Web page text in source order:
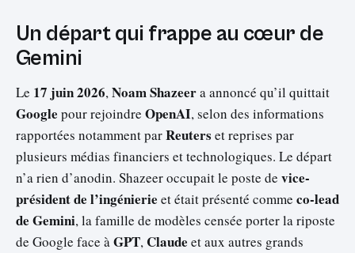
Un départ qui frappe au cœur de
Gemini
Le 17 juin 2026,Noam Shazeera annoncé qu’il quittait
Google pour rejoindre OpenAI, selon des informations
rapportées notamment parReuters et reprises par
plusieurs médias financiers et technologiques. Le départ
n’a rien d’anodin. Shazeer occupait le poste de vice-
président de l’ingénierie et était présenté comme co-lead
de Gemini, la famille de modèles censée porter la riposte
de Google face àGPT, Claude et aux autres grands